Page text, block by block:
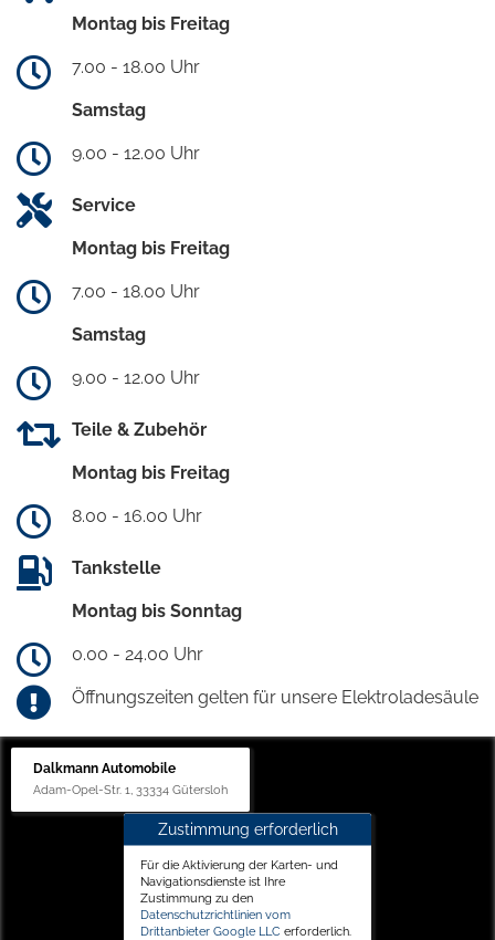
Montag bis Freitag
7.00 - 18.00 Uhr
Samstag
9.00 - 12.00 Uhr
Service
Montag bis Freitag
7.00 - 18.00 Uhr
Samstag
9.00 - 12.00 Uhr
Teile & Zubehör
Montag bis Freitag
8.00 - 16.00 Uhr
Tankstelle
Montag bis Sonntag
0.00 - 24.00 Uhr
Öffnungszeiten gelten für unsere Elektroladesäule
Dalkmann Automobile
Adam-Opel-Str. 1, 33334 Gütersloh
Zustimmung erforderlich
Für die Aktivierung der Karten- und
Navigationsdienste ist Ihre
Zustimmung zu den
Datenschutzrichtlinien vom
Drittanbieter Google LLC erforderlich.